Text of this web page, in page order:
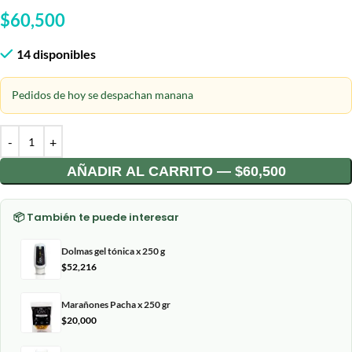
$60,500
14 disponibles
Pedidos de hoy se despachan manana
AÑADIR AL CARRITO — $60,500
📦 También te puede interesar
Dolmas gel tónica x 250 g
$52,216
Marañones Pacha x 250 gr
$20,000